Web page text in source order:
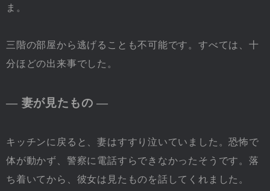
ま。
三階の部屋から逃げることも不可能です。すべては、十
分ほどの出来事でした。
― 妻が見たもの ―
キッチンに戻ると、妻はすすり泣いていました。恐怖で
体が動かず、警察に電話すらできなかったそうです。落
ち着いてから、彼女は見たものを話してくれました。